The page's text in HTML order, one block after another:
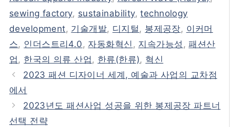
sewing factory, sustainability,technology
development, 기술개발, 디지털, 봉제공장, 이커머
스, 인더스트리4.0, 자동화혁신 , 지속가능성 ,패션산
업, 한국의 의류 산업, 한류(한류), 혁신
2023 패션 디자이너 세계, 예술과 사업의 교차점
에서
2023년도 패션사업 성공을 위한 봉제공장 파트너
선택 전략